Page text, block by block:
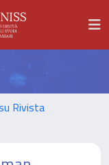
Rivista